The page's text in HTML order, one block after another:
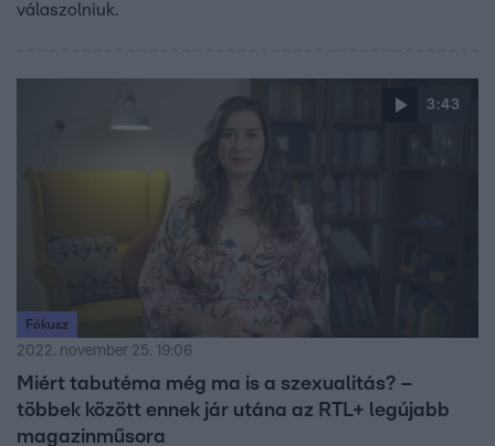
válaszolniuk.
3:43
Fókusz
2022. november 25. 19:06
Miért tabutéma még ma is a szexualitás? –
többek között ennek jár utána az RTL+ legújabb
magazinműsora